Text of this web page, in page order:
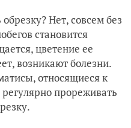
Нет, совсем без
становится
цветение ее
возникают болезни.
относящиеся к
прореживать